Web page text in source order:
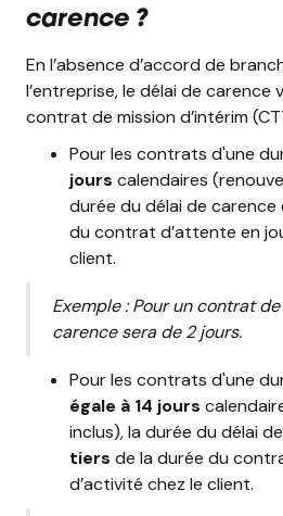
carence ?
En l’absence d’accord de
l’entreprise, le délai de carence
contrat de mission d’intérim
Pour les contrats d'une
jours calendaires
durée du délai de carence
du contrat d’attente en
client.
Exemple : Pour un contrat
carence sera de 2 jours.
Pour les contrats d'une
égale à 14 jours
inclus), la durée du délai
tiers de la durée du
d’activité chez le client.